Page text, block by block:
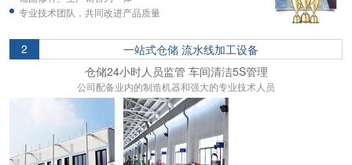
专业技术团队，共同改进产品质量
2
一站式仓储 流水线加工设备
仓储24小时人员监管 车间清洁5S管理
公司配备业内的制造机器和强大的专业技术人员